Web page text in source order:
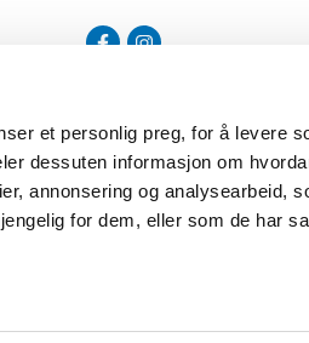
et personlig preg, for å levere
dessuten informasjon om
annonsering og analysearbeid,
for dem, eller som de har
Torshov Sport har over 90 års
klubbhandel. Torshov Sport har
Drammen, Sandvika Storsenter